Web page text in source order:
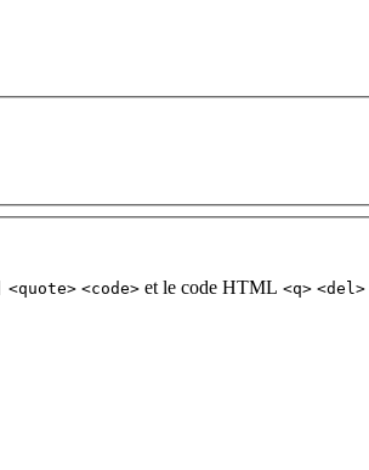
<quote> <code> et le code HTML <q> <del>